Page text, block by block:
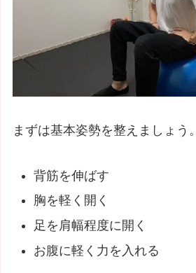
まずは基本姿勢を整えましょう。
背筋を伸ばす
胸を軽く開く
足を肩幅程度に開く
お腹に軽く力を入れる